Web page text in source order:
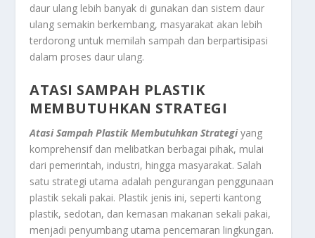
daur ulang lebih banyak di gunakan dan sistem daur
ulang semakin berkembang, masyarakat akan lebih
terdorong untuk memilah sampah dan berpartisipasi
dalam proses daur ulang.
ATASI SAMPAH PLASTIK
MEMBUTUHKAN STRATEGI
Atasi Sampah Plastik Membutuhkan Strategiyang
komprehensif dan melibatkan berbagai pihak, mulai
dari pemerintah, industri, hingga masyarakat. Salah
satu strategi utama adalah pengurangan penggunaan
plastik sekali pakai. Plastik jenis ini, seperti kantong
plastik, sedotan, dan kemasan makanan sekali pakai,
menjadi penyumbang utama pencemaran lingkungan.